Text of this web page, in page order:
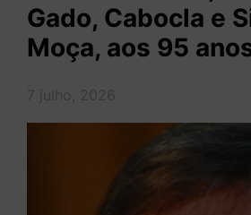
Gado, Cabocla e
Moça, aos 95
7 julho, 2026